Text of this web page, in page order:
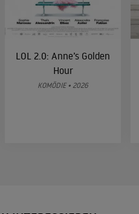
LOL 2.0: Anne’s Golden
Hour
KOMÖDIE • 2026